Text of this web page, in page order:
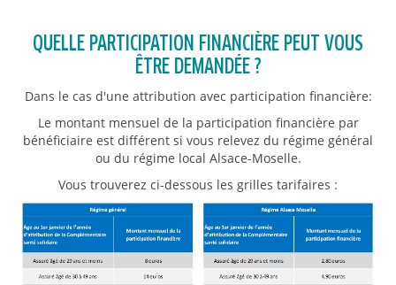
QUELLE PARTICIPATION FINANCIÈRE PEUT VOUS
ÊTRE DEMANDÉE ?
Dans le cas d'une attribution avec participation financière:
Le montant mensuel de la participation financière par
bénéficiaire est différent si vous relevez du régime général
ou du régime local Alsace-Moselle.
Vous trouverez ci-dessous les grilles tarifaires :